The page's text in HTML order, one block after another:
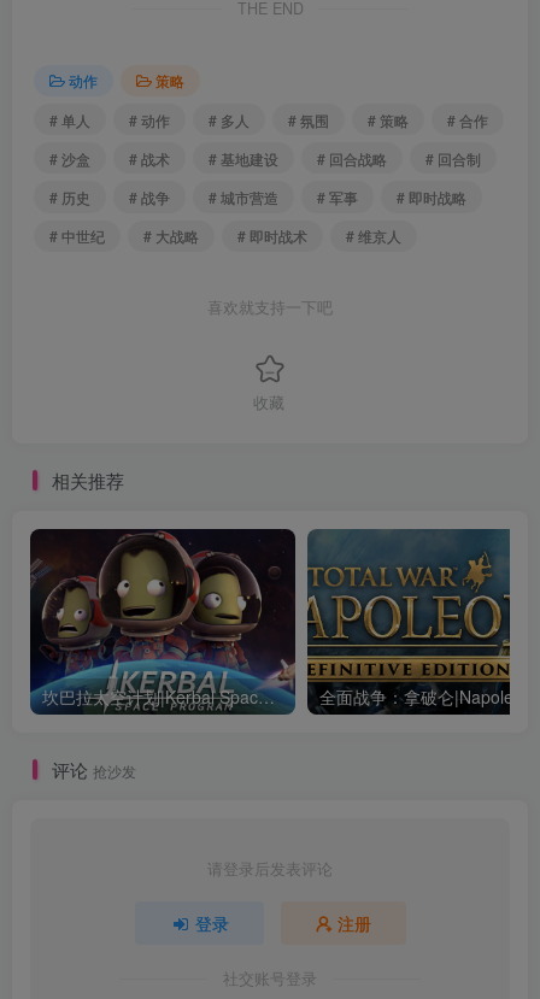
THE END
动作
策略
# 单人
# 动作 # 多人 # 氛围 # 策略
# 合作
# 沙盒
# 战术 # 基地建设 # 回合战略
# 回合制
# 历史
# 战争 # 城市营造 # 军事
# 即时战略
# 中世纪
# 大战略 # 即时战术 # 维京人
喜欢就支持一下吧
收藏
相关推荐
坎巴拉太空计划|Kerbal Space Program|1.12.5.3190|整合全DLC
评论 抢沙发
请登录后发表评论
登录 注册
社交账号登录